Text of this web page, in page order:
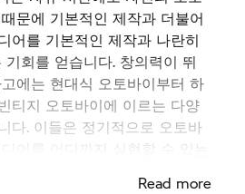
문에 기본적인 제작과 더불어
어를 기본적인 제작과 나란히
회를 얻습니다. 창의력이 뛰
에는 현대식 오토바이부터 하
티지 오토바이에 이르는 다양
다. 이들은 정기적으로 오토바
어를 어디까지 실현할 수 있는
Read more